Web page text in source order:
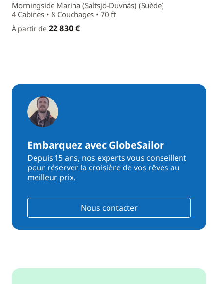
Morningside Marina (Saltsjö-Duvnäs) (Suède)
4 Cabines • 8 Couchages • 70 ft
À partir de 22 830 €
Embarquez avec GlobeSailor
Depuis 15 ans, nos experts vous conseillent
pour réserver la croisière de vos rêves au
meilleur prix.
Nous contacter